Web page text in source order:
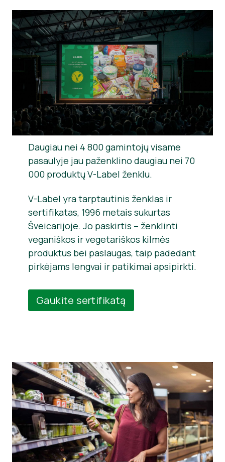
Informacija Spaudai
Daugiau nei 4 800 gamintojų visame
pasaulyje jau paženklino daugiau nei 70
000 produktų V-Label ženklu.
V-Label yra tarptautinis ženklas ir
sertifikatas, 1996 metais sukurtas
Šveicarijoje. Jo paskirtis – ženklinti
veganiškos ir vegetariškos kilmės
produktus bei paslaugas, taip padedant
pirkėjams lengvai ir patikimai apsipirkti.
Gaukite sertifikatą